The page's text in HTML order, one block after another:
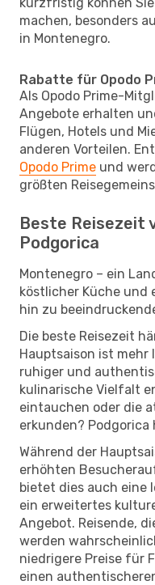
machen, besonders
in Montenegro.
Rabatte für Opodo
Als Opodo Prime-
Angebote erhalten
Flügen, Hotels und
anderen Vorteilen.
Opodo Prime und
größten
Beste Reisezeit
Podgorica
Montenegro – ein
köstlicher Küche und
hin zu
Die beste Reisezeit
Hauptsaison ist mehr
ruhiger und
kulinarische Vielfalt
eintauchen oder die
erkunden?
Während der
erhöhten
bietet dies auch eine
ein erweitertes
Angebot. Reisende,
werden
niedrigere Preise für
einen